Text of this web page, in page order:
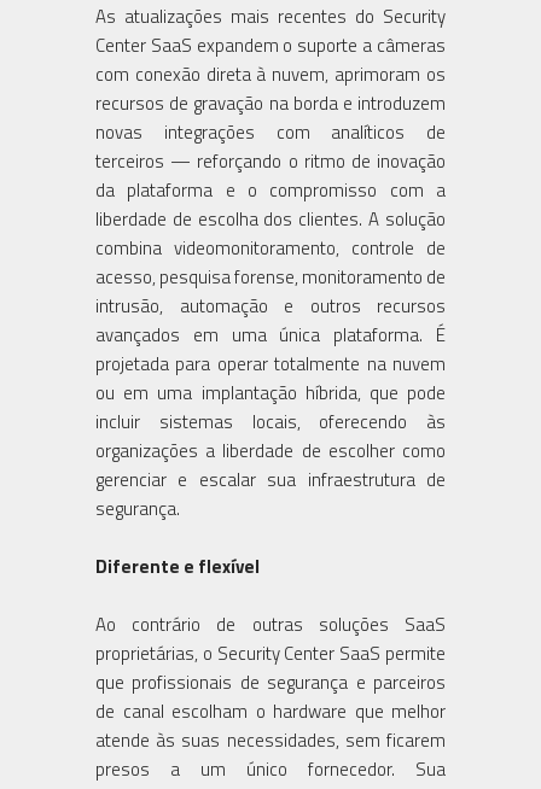
As atualizações mais recentes do Security
Center SaaS expandem o suporte a câmeras
com conexão direta à nuvem, aprimoram os
recursos de gravação na borda e introduzem
novas integrações com analíticos de
terceiros — reforçando o ritmo de inovação
da plataforma e o compromisso com a
liberdade de escolha dos clientes. A solução
combina videomonitoramento, controle de
acesso, pesquisa forense, monitoramento de
intrusão, automação e outros recursos
avançados em uma única plataforma. É
projetada para operar totalmente na nuvem
ou em uma implantação híbrida, que pode
incluir sistemas locais, oferecendo às
organizações a liberdade de escolher como
gerenciar e escalar sua infraestrutura de
segurança.
Diferente e flexível
Ao contrário de outras soluções SaaS
proprietárias, o Security Center SaaS permite
que profissionais de segurança e parceiros
de canal escolham o hardware que melhor
atende às suas necessidades, sem ficarem
presos a um único fornecedor. Sua